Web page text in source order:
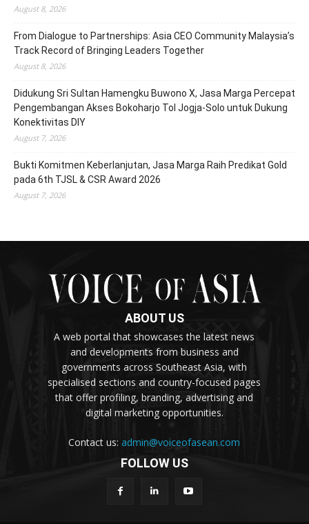
August 8, 2026
From Dialogue to Partnerships: Asia CEO Community Malaysia’s
Track Record of Bringing Leaders Together
August 8, 2026
Didukung Sri Sultan Hamengku Buwono X, Jasa Marga Percepat
Pengembangan Akses Bokoharjo Tol Jogja-Solo untuk Dukung
Konektivitas DIY
August 7, 2026
Bukti Komitmen Keberlanjutan, Jasa Marga Raih Predikat Gold
pada 6th TJSL & CSR Award 2026
August 7, 2026
ABOUT US
A web portal that showcases the latest news
and developments from business and
governments across Southeast Asia, with
specialised sections and country-focused pages
that offer profiling, branding, advertising and
digital marketing opportunities.
Contact us:admin@voiceofasean.com
FOLLOW US